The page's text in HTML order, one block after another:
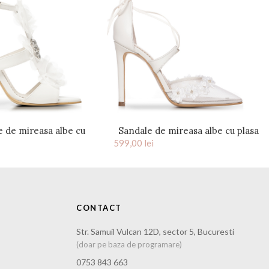
de mireasa albe cu
Sandale de mireasa albe cu plasa
Flower Charllote
599,00 lei
CONTACT
Str. Samuil Vulcan 12D, sector 5, Bucuresti
(doar pe baza de programare)
0753 843 663